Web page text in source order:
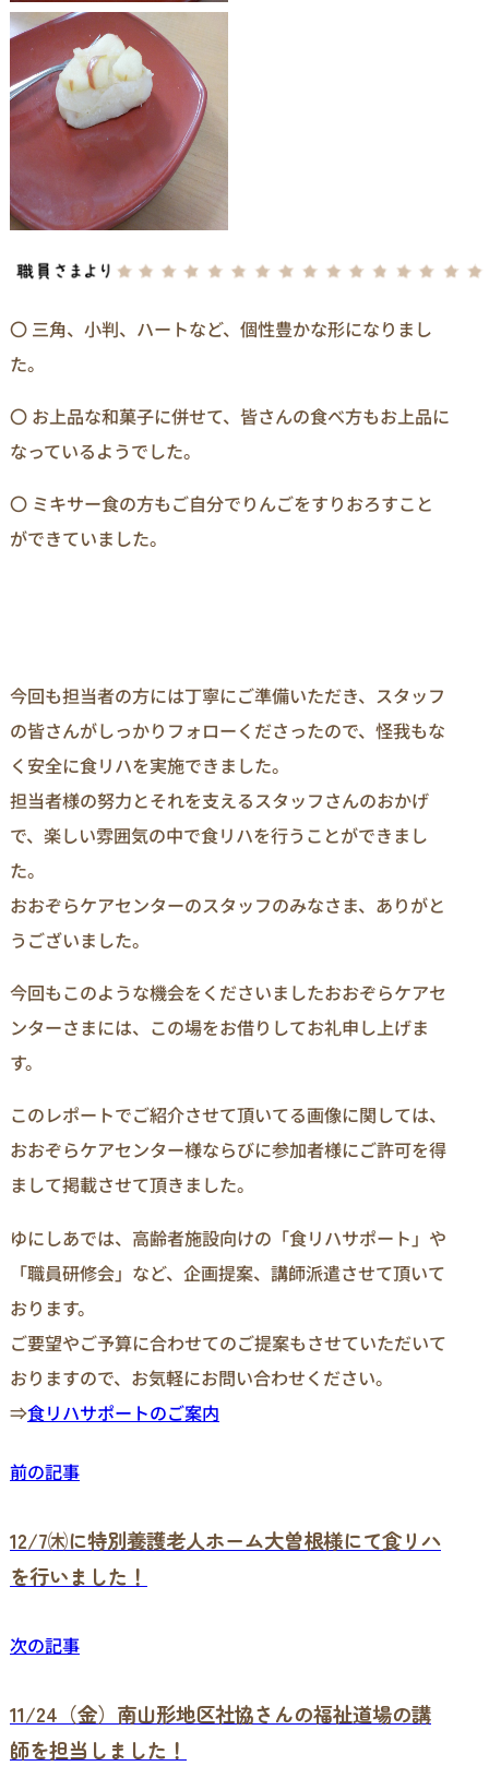
〇 三角、小判、ハートなど、個性豊かな形になりまし
た。
〇 お上品な和菓子に併せて、皆さんの食べ方もお上品に
なっているようでした。
〇 ミキサー食の方もご自分でりんごをすりおろすこと
ができていました。
今回も担当者の方には丁寧にご準備いただき、スタッフ
の皆さんがしっかりフォローくださったので、怪我もな
く安全に食リハを実施できました。
担当者様の努力とそれを支えるスタッフさんのおかげ
で、楽しい雰囲気の中で食リハを行うことができまし
た。
おおぞらケアセンターのスタッフのみなさま、ありがと
うございました。
今回もこのような機会をくださいましたおおぞらケアセ
ンターさまには、この場をお借りしてお礼申し上げま
す。
このレポートでご紹介させて頂いてる画像に関しては、
おおぞらケアセンター様ならびに参加者様にご許可を得
まして掲載させて頂きました。
ゆにしあでは、高齢者施設向けの「食リハサポート」や
「職員研修会」など、企画提案、講師派遣させて頂いて
おります。
ご要望やご予算に合わせてのご提案もさせていただいて
おりますので、お気軽にお問い合わせください。
⇒食リハサポートのご案内
前の記事
12/7㈭に特別養護老人ホーム大曽根様にて食リハ
を行いました！
次の記事
11/24（金）南山形地区社協さんの福祉道場の講
師を担当しました！